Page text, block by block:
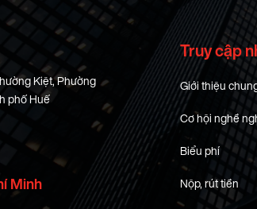
Kiệt, Phường
phố Huế
Minh
Truy cập
Giới thiệu
Cơ hội nghề
Biểu phí
Nộp, rút tiền